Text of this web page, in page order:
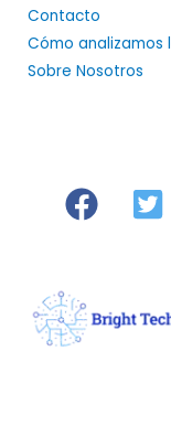
Contacto
Cómo analizamos
Sobre Nosotros